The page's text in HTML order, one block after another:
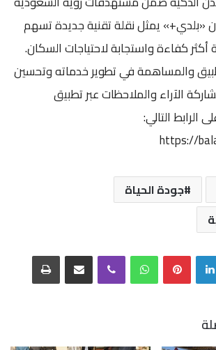
أن «بلدي+» يمثل نقلة تقنية جديدة تسهم
كفاءة واستجابة لاحتياجات السكان.
والمساهمة في تطوير خدماته وتحسين
الآراء والملاحظات عبر تطبيق
الرابط التالي:
https://
جودة الحياة
لينكدإن بينتيريستواتساب ڤايبر مشاركة عبر البريد طباعة